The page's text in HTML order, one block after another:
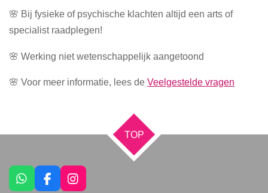
🌸 Bij fysieke of psychische klachten altijd een arts of
specialist raadplegen!
🌸 Werking niet wetenschappelijk aangetoond
🌸 Voor meer informatie, lees de Veelgestelde vragen
TOP
W
F
I